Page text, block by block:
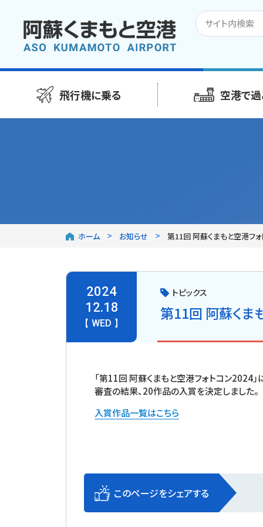
飛行機に乗る 空港で
ホーム お知らせ 第11回 阿蘇くまもと空港フ
2024
12.18
【 WED 】
トピックス
第11回 阿蘇くま
「第11回 阿蘇くまもと空港フォトコン2024」
審査の結果、20作品の入賞を決定しました。
入賞作品一覧はこちら
このページをシェアする